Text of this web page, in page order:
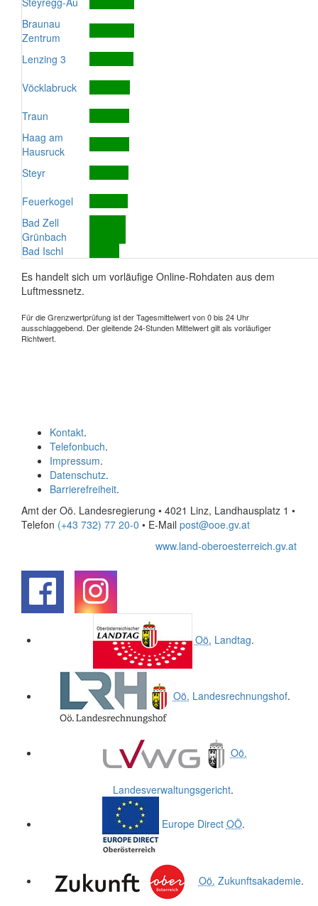
Braunau
Zentrum
Lenzing 3
Vöcklabruck
Traun
Haag am
Hausruck
Steyr
Feuerkogel
Bad Zell
Grünbach
Bad Ischl
Es handelt sich um vorläufige Online-Rohdaten aus dem
Luftmessnetz.
Für die Grenzwertprüfung ist der Tagesmittelwert von 0 bis 24 Uhr
ausschlaggebend. Der gleitende 24-Stunden Mittelwert gilt als vorläufiger
Richtwert.
Kontakt.
Telefonbuch.
Impressum.
Datenschutz.
Barrierefreiheit.
Amt der Oö. Landesregierung • 4021 Linz, Landhausplatz 1 •
Telefon (+43 732) 77 20-0 • E-Mail post@ooe.gv.at
www.land-oberoesterreich.gv.at
Oö. Landtag.
Oö. Landesrechnungshof.
Oö.
Landesverwaltungsgericht.
Europe Direct OÖ.
Oö. Zukunftsakademie.